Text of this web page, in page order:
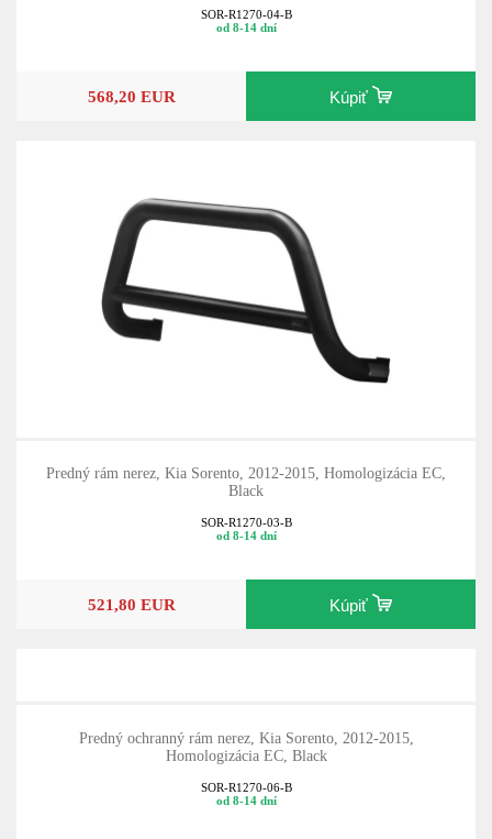
SOR-R1270-04-B
od 8-14 dní
568,20 EUR Kúpiť
Predný rám nerez, Kia Sorento, 2012-2015, Homologizácia EC,
Black
SOR-R1270-03-B
od 8-14 dní
521,80 EUR Kúpiť
Predný ochranný rám nerez, Kia Sorento, 2012-2015,
Homologizácia EC, Black
SOR-R1270-06-B
od 8-14 dní